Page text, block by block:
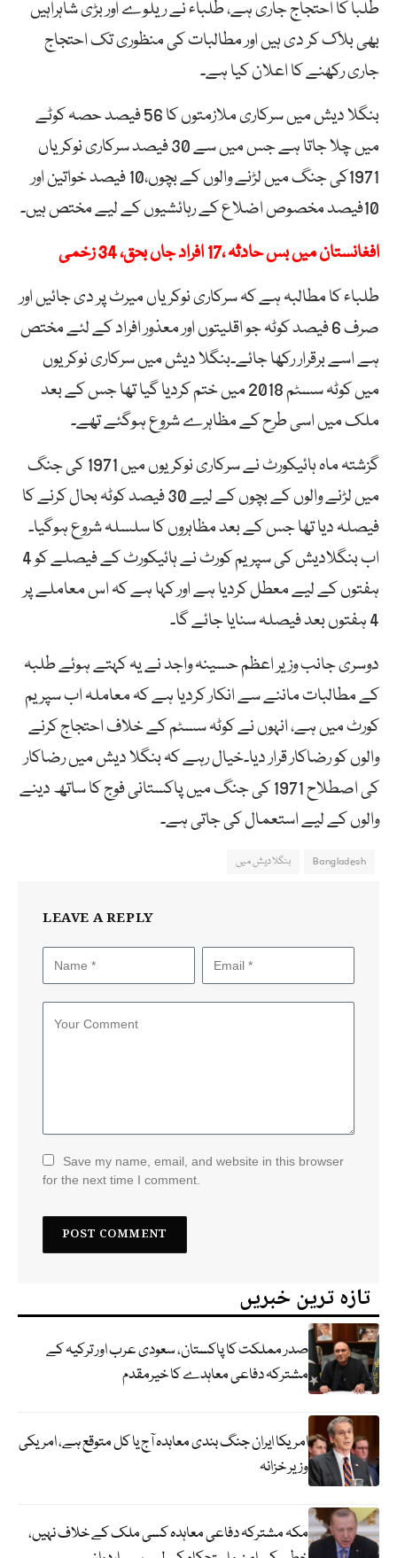
طلبا کا احتجاج جاری ہے، طلباء نے ریلوے اور بڑی شاہراہیں
بھی بلاک کر دی ہیں اور مطالبات کی منظوری تک احتجاج
جاری رکھنے کا اعلان کیا ہے۔
بنگلا دیش میں سرکاری ملازمتوں کا 56 فیصد حصہ کوٹے
میں چلا جاتا ہے جس میں سے 30 فیصد سرکاری نوکریاں
1971کی جنگ میں لڑنے والوں کے بچوں،10 فیصد خواتین اور
10فیصد مخصوص اضلاع کے رہائشیوں کے لیے مختص ہیں۔
افغانستان میں بس حادثہ ،17 افراد جاں بحق، 34 زخمی
طلباء کا مطالبہ ہے کہ سرکاری نوکریاں میرٹ پر دی جائیں اور
صرف 6 فیصد کوٹہ جو اقلیتوں اور معذور افراد کے لئے مختص
ہے اسے برقرار رکھا جائے۔بنگلا دیش میں سرکاری نوکریوں
میں کوٹہ سسٹم 2018 میں ختم کردیا گیا تھا جس کے بعد
ملک میں اسی طرح کے مظاہرے شروع ہوگئے تھے۔
گزشتہ ماہ ہائیکورٹ نے سرکاری نوکریوں میں 1971 کی جنگ
میں لڑنے والوں کے بچوں کے لیے 30 فیصد کوٹہ بحال کرنے کا
فیصلہ دیا تھا جس کے بعد مظاہروں کا سلسلہ شروع ہوگیا۔
اب بنگلادیش کی سپریم کورٹ نے ہائیکورٹ کے فیصلے کو 4
ہفتوں کے لیے معطل کردیا ہے اور کہا ہے کہ اس معاملے پر
4 ہفتوں بعد فیصلہ سنایا جائے گا۔
دوسری جانب وزیر اعظم حسینہ واجد نے یہ کہتے ہوئے طلبہ
کے مطالبات ماننے سے انکار کردیا ہے کہ معاملہ اب سپریم
کورٹ میں ہے، انہوں نے کوٹہ سسٹم کے خلاف احتجاج کرنے
والوں کو رضاکار قرار دیا۔خیال رہے کہ بنگلا دیش میں رضاکار
کی اصطلاح 1971 کی جنگ میں پاکستانی فوج کا ساتھ دینے
والوں کے لیے استعمال کی جاتی ہے۔
Bangladesh بنگلادیش میں
LEAVE A REPLY
Save my name, email, and website in this browser
for the next time I comment.
تازہ ترین خبریں
صدر مملکت کا پاکستان، سعودی عرب اور ترکیہ کے
مشترکہ دفاعی معاہدے کا خیرمقدم
امریکا ایران جنگ بندی معاہدہ آج یا کل متوقع ہے، امریکی
وزیر خزانہ
مکہ مشترکہ دفاعی معاہدہ کسی ملک کے خلاف نہیں،